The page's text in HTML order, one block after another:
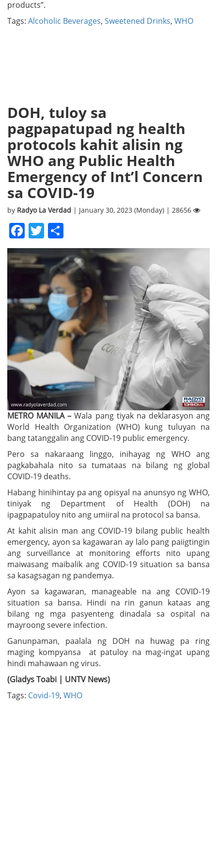
products”.
Tags: Alcoholic Beverages, Sweetened Drinks, WHO
DOH, tuloy sa
pagpapatupad ng health
protocols kahit alisin ng
WHO ang Public Health
Emergency of Int’l Concern
sa COVID-19
by Radyo La Verdad | January 30, 2023 (Monday) | 28656
Facebook
Twitter
METRO MANILA –Wala pang tiyak na deklarasyon ang
World Health Organization (WHO) kung tuluyan na
bang tatanggalin ang COVID-19 public emergency.
Pero sa nakaraang linggo, inihayag ng WHO ang
pagkabahala nito sa tumataas na bilang ng global
COVID-19 deaths.
Habang hinihintay pa ang opisyal na anunsyo ng WHO,
tiniyak ng Department of Health (DOH) na
ipagpapatuloy nito ang umiiral na protocol sa bansa.
At kahit alisin man ang COVID-19 bilang public health
emergency, ayon sa kagawaran ay lalo pang paiigtingin
ang surveillance at monitoring efforts nito upang
maiwasang maibalik ang COVID-19 situation sa bansa
sa kasagsagan ng pandemya.
Ayon sa kagawaran, manageable na ang COVID-19
situation sa bansa. Hindi na rin ganun kataas ang
bilang ng mga pasyenteng dinadala sa ospital na
mayroong severe infection.
Ganunpaman, paalala ng DOH na huwag pa ring
maging kompyansa at patuloy na mag-ingat upang
hindi mahawaan ng virus.
(Gladys Toabi | UNTV News)
Tags: Covid-19, WHO